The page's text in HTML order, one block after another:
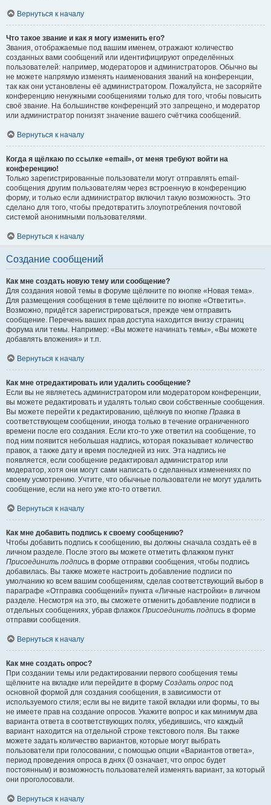
Вернуться к началу
Что такое звание и как я могу изменить его?
Звания, отображаемые под вашим именем, отражают количество
созданных вами сообщений или идентифицируют определённых
пользователей: например, модераторов и администраторов. Обычно вы
не можете напрямую изменять наименования званий на конференции,
так как они установлены её администратором. Пожалуйста, не засоряйте
конференцию ненужными сообщениями только для того, чтобы повысить
своё звание. На большинстве конференций это запрещено, и модератор
или администратор понизят значение вашего счётчика сообщений.
Вернуться к началу
Когда я щёлкаю по ссылке «email», от меня требуют войти на
конференцию!
Только зарегистрированные пользователи могут отправлять email-
сообщения другим пользователям через встроенную в конференцию
форму, и только если администратор включил такую возможность. Это
сделано для того, чтобы предотвратить злоупотребления почтовой
системой анонимными пользователями.
Вернуться к началу
Создание сообщений
Как мне создать новую тему или сообщение?
Для создания новой темы в форуме щёлкните по кнопке «Новая тема».
Для размещения сообщения в теме щёлкните по кнопке «Ответить».
Возможно, придётся зарегистрироваться, прежде чем отправить
сообщение. Перечень ваших прав доступа находится внизу страниц
форума или темы. Например: «Вы можете начинать темы», «Вы можете
добавлять вложения» и т.п.
Вернуться к началу
Как мне отредактировать или удалить сообщение?
Если вы не являетесь администратором или модератором конференции,
вы можете редактировать и удалять только свои собственные сообщения.
Вы можете перейти к редактированию, щёлкнув по кнопке Правка в
соответствующем сообщении, иногда только в течение ограниченного
времени после его создания. Если кто-то уже ответил на сообщение, то
под ним появится небольшая надпись, которая показывает количество
правок, а также дату и время последней из них. Эта надпись не
появляется, если сообщение редактировал администратор или
модератор, хотя они могут сами написать о сделанных изменениях по
своему усмотрению. Учтите, что обычные пользователи не могут удалить
сообщение, если на него уже кто-то ответил.
Вернуться к началу
Как мне добавить подпись к своему сообщению?
Чтобы добавить подпись к сообщению, вы должны сначала создать её в
личном разделе. После этого вы можете отметить флажком пункт
Присоединить подпись в форме отправки сообщения, чтобы подпись
добавилась. Вы также можете настроить добавление подписи по
умолчанию ко всем вашим сообщениям, сделав соответствующий выбор в
параграфе «Отправка сообщений» пункта «Личные настройки» в личном
разделе. Несмотря на это, вы сможете отменить добавление подписи в
отдельных сообщениях, убрав флажок Присоединить подпись в форме
отправки сообщения.
Вернуться к началу
Как мне создать опрос?
При создании темы или редактировании первого сообщения темы
щёлкните на вкладке или перейдите в форму Создать опрос под
основной формой для создания сообщения, в зависимости от
используемого стиля; если вы не видите такой вкладки или формы, то вы
не имеете прав на создание опросов. Укажите вопрос и как минимум два
варианта ответа в соответствующих полях, убедившись, что каждый
вариант находится на отдельной строке текстового поля. Вы также
можете задать количество вариантов, которые могут выбрать
пользователи при голосовании, с помощью опции «Вариантов ответа»,
период проведения опроса в днях (0 означает, что опрос будет
постоянным) и возможность пользователей изменять вариант, за который
они проголосовали.
Вернуться к началу